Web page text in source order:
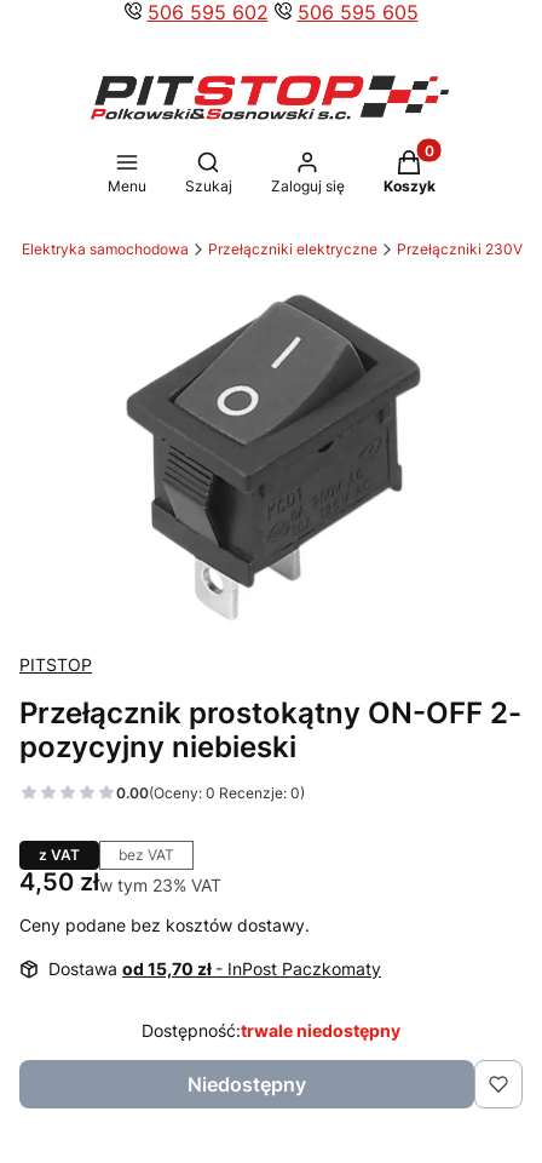
506 595 602 506 595 605
Menu
Otwórz wyszukiwarkę
Szukaj Zaloguj się
Produkty w
Koszyk
Elektryka samochodowa Przełączniki elektryczne Przełączniki 230V
PITSTOP
Przełącznik prostokątny ON-OFF 2-
pozycyjny niebieski
0.00(Oceny: 0 Recenzje: 0)
z VAT bez VAT
Cena
4,50 złw tym 23% VAT
w tym 23% VAT
Ceny podane bez kosztów dostawy.
Dostawa od 15,70 zł - InPost Paczkomaty
Dostępność:trwale niedostępny
Niedostępny